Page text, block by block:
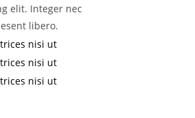
elit. Integer nec
libero.